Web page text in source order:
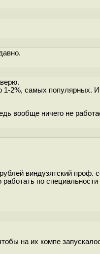
1-2%, самых популярных. И
вообще ничего не
виндузятский проф.
по
на их компе